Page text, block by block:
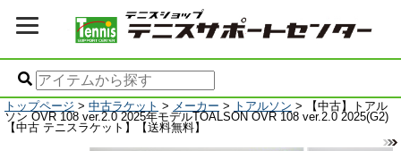
トップページ > 中古ラケット > メーカー > トアルソン > 【中古】トアル
ソン OVR 108 ver.2.0 2025年モデルTOALSON OVR 108 ver.2.0 2025(G2)
【中古 テニスラケット】【送料無料】